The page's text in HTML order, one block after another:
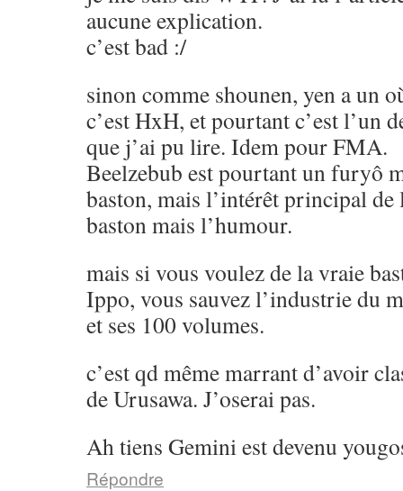
aucune explication.
c’est bad :/
sinon comme shounen, yen a un
c’est HxH, et pourtant c’est l’un
que j’ai pu lire. Idem pour FMA.
Beelzebub est pourtant un furyô
baston, mais l’intérêt principal de
baston mais l’humour.
mais si vous voulez de la vraie
Ippo, vous sauvez l’industrie du
et ses 100 volumes.
c’est qd même marrant d’avoir
de Urusawa. J’oserai pas.
Ah tiens Gemini est devenu
Répondre